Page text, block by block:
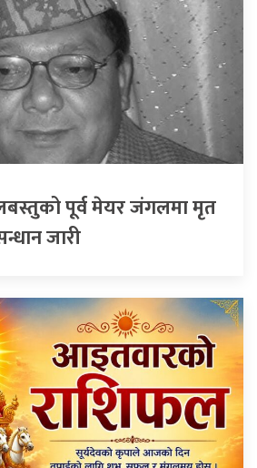
पूर्व मेयर जंगलमा मृत
जारी